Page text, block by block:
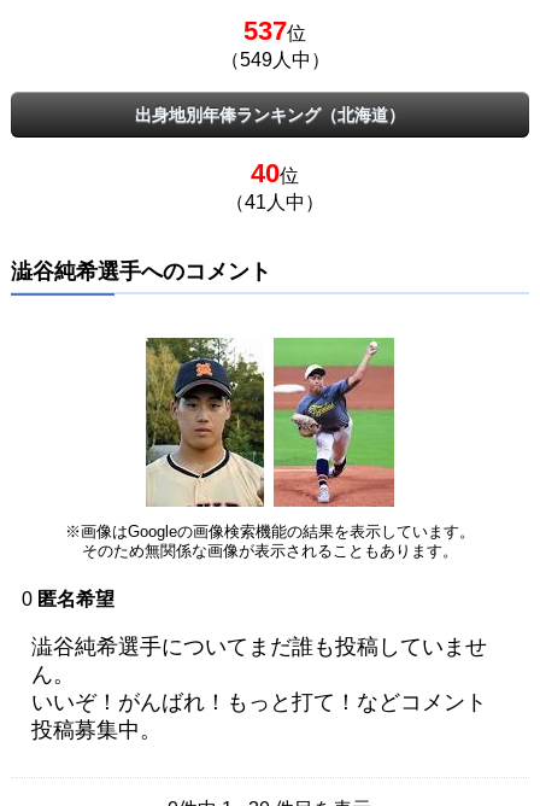
537位
（549人中）
出身地別年俸ランキング（北海道）
40位
（41人中）
澁谷純希選手へのコメント
※画像はGoogleの画像検索機能の結果を表示しています。
そのため無関係な画像が表示されることもあります。
0 匿名希望
澁谷純希選手についてまだ誰も投稿していませ
ん。
いいぞ！がんばれ！もっと打て！などコメント
投稿募集中。